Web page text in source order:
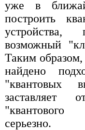
уже в
построить
устройства,
возможный
Таким
найдено
"квантовых
заставляет
"квантового
серьезно.